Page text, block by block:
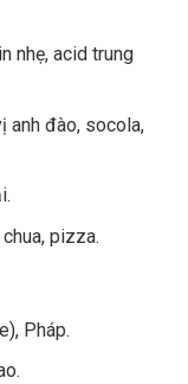
nhẹ, acid trung
anh đào, socola,
pizza.
Pháp.